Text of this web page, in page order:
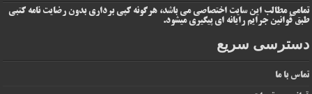
تمامی مطالب این سایت اختصاصی می باشد، هرگونه کپی برداری بدون رضایت نامه کتبی
طبق قوانین جرایم رایانه ای پیگیری میشود.
دسترسی سریع
تماس با ما